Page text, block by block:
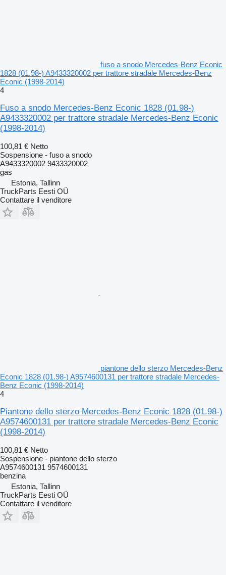
fuso a snodo Mercedes-Benz Econic
1828 (01.98-) A9433320002 per trattore stradale Mercedes-Benz
Econic (1998-2014)
4
Fuso a snodo Mercedes-Benz Econic 1828 (01.98-)
A9433320002 per trattore stradale Mercedes-Benz Econic
(1998-2014)
100,81 € Netto
Sospensione - fuso a snodo
A9433320002 9433320002
gas
Estonia, Tallinn
TruckParts Eesti OÜ
Contattare il venditore
piantone dello sterzo Mercedes-Benz
Econic 1828 (01.98-) A9574600131 per trattore stradale Mercedes-
Benz Econic (1998-2014)
4
Piantone dello sterzo Mercedes-Benz Econic 1828 (01.98-)
A9574600131 per trattore stradale Mercedes-Benz Econic
(1998-2014)
100,81 € Netto
Sospensione - piantone dello sterzo
A9574600131 9574600131
benzina
Estonia, Tallinn
TruckParts Eesti OÜ
Contattare il venditore